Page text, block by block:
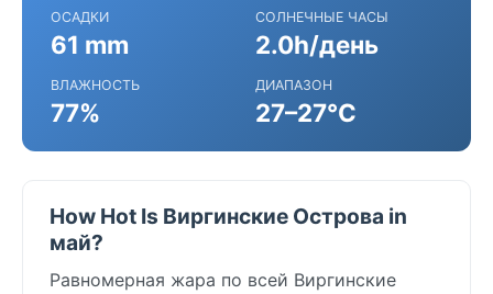
ОСАДКИ
61 mm
СОЛНЕЧНЫЕ ЧАСЫ
2.0h/день
ВЛАЖНОСТЬ
77%
ДИАПАЗОН
27–27°C
How Hot Is Виргинские Острова in
май?
Равномерная жара по всей Виргинские